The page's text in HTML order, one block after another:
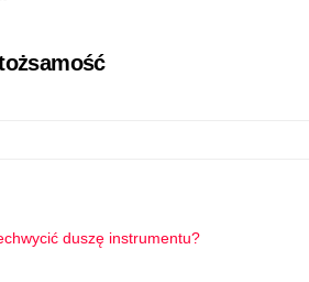
duszę instrumentu?